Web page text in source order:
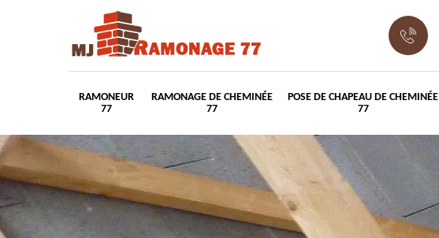
RAMONEUR
77
RAMONAGE DE CHEMINÉE
77
POSE DE CHAPEAU DE CHEMINÉE
77